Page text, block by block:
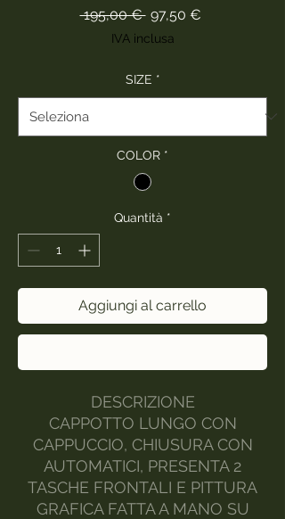
195,00 € Prezzo
regolare
97,50 €Prezzo
IVA inclusa
SIZE *
COLOR *
Quantità *
Aggiungi al carrello
DESCRIZIONE
CAPPOTTO LUNGO CON
CAPPUCCIO, CHIUSURA CON
AUTOMATICI, PRESENTA 2
TASCHE FRONTALI E PITTURA
GRAFICA FATTA A MANO SU